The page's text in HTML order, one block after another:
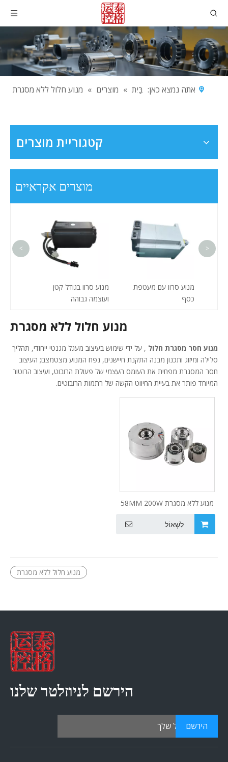
אתה נמצא כאן: בַּיִת » מוצרים » מנוע חלול ללא מסגרת
קטגוריית מוצרים
מוצרים אקראיים
מנוע סרוו בגודל קטן
ועוצמה גבוהה
מנוע סרוו עם מעטפת
כסף
< >
מנוע חלול ללא מסגרת
מנוע חסר מסגרת חלול , על ידי שימוש בעיצוב מעגל מגנטי ייחודי, תהליך
סלילה ומיזוג ותכנון מבנה התקנת חיישנים, נפח המנוע מצטמצם; העיצוב
חסר המסגרת מפחית את העומס העצמי של פעולת הרובוט, ועיצוב הרוטור
המיוחד פותר את בעיית החיווט הקשה של רתמות הרובוטים.
מנוע ללא מסגרת 58MM 200W
לִשְׁאוֹל
מנוע חלול ללא מסגרת
הירשם לניוזלטר שלנו
הירשם